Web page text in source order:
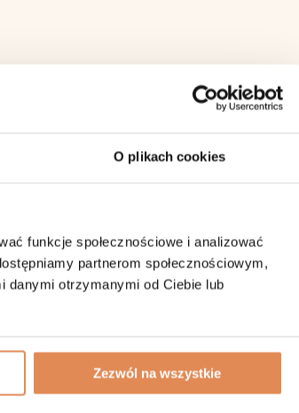
O plikach cookies
funkcje społecznościowe i analizować
partnerom społecznościowym,
danymi otrzymanymi od Ciebie lub
Zezwól na wszystkie